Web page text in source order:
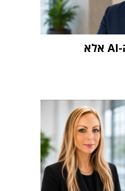
"האתגר הגדול אינו ה-AI אלא